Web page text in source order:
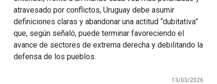
atravesado por conflictos, Uruguay debe asumir
definiciones claras y abandonar una actitud “dubitativa”
que, según señaló, puede terminar favoreciendo el
avance de sectores de extrema derecha y debilitando la
defensa de los pueblos.
13/03/2026